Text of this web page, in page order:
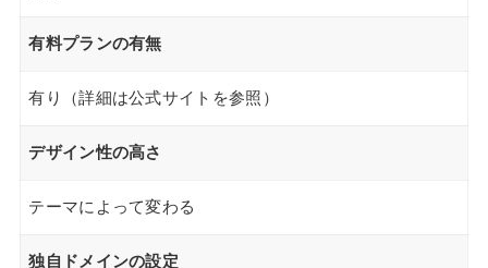
有料プランの有無
有り（詳細は公式サイトを参照）
デザイン性の高さ
テーマによって変わる
独自ドメインの設定